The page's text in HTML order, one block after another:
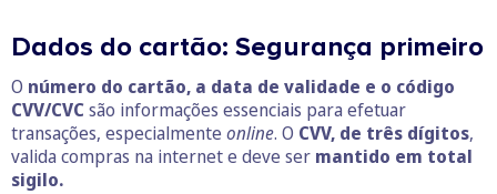
Dados do cartão: Segurança primeiro
O número do cartão, a data de validade e o código
CVV/CVCsão informações essenciais para efetuar
transações, especialmente online. O CVV, de três dígitos,
valida compras na internet e deve ser mantido em total
sigilo.